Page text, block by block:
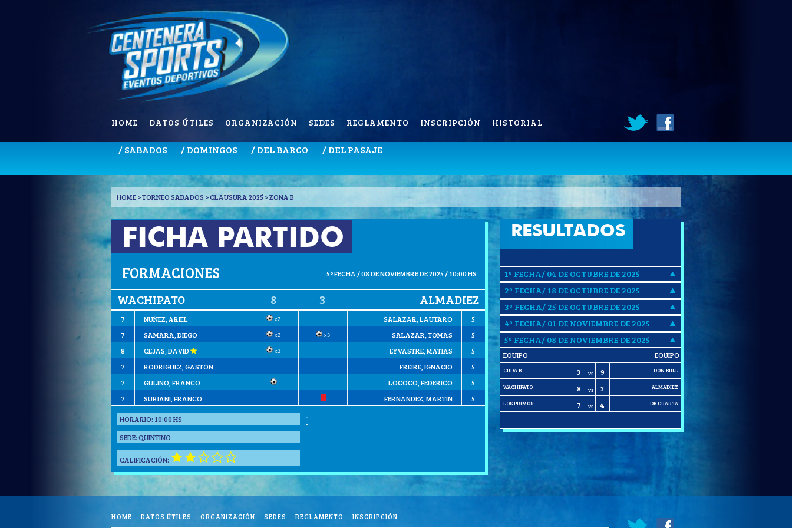
HOME DATOS ÚTILES ORGANIZACIÓN SEDES REGLAMENTO INSCRIPCIÓN HISTORIAL
/ SABADOS / DOMINGOS / DEL BARCO / DEL PASAJE
HOME> TORNEO SABADOS > CLAUSURA 2025 > ZONA B
FICHA PARTIDO
FORMACIONES 5º FECHA / 08 DE NOVIEMBRE DE 2025 / 10:00 HS
WACHIPATO 8 3 ALMADIEZ
7 NUÑEZ, ARIEL x2 SALAZAR, LAUTARO
5
7
SAMARA, DIEGO x2 x3 SALAZAR, TOMAS
5
8
CEJAS, DAVID x3 EYVASTRE, MATIAS
5
7
RODRIGUEZ, GASTON FREIRE, IGNACIO
5
7
GULINO, FRANCO LOCOCO, FEDERICO
5
7
SURIANI, FRANCO FERNANDEZ, MARTIN 5
HORARIO: 10:00 HS
SEDE:QUINTINO
CALIFICACIÓN:
-
-
RESULTADOS
1º FECHA/ 04 DE OCTUBRE DE 2025
2º FECHA/ 18 DE OCTUBRE DE 2025
3º FECHA/ 25 DE OCTUBRE DE 2025
4º FECHA/ 01 DE NOVIEMBRE DE 2025
5º FECHA/ 08 DE NOVIEMBRE DE 2025
EQUIPO EQUIPO
CUDA B 3 VS 9 DON BULL
WACHIPATO 8 VS 3 ALMADIEZ
LOS PRIMOS 7 VS 4 DE CUARTA
HOME DATOS ÚTILES ORGANIZACIÓN SEDES REGLAMENTO INSCRIPCIÓN